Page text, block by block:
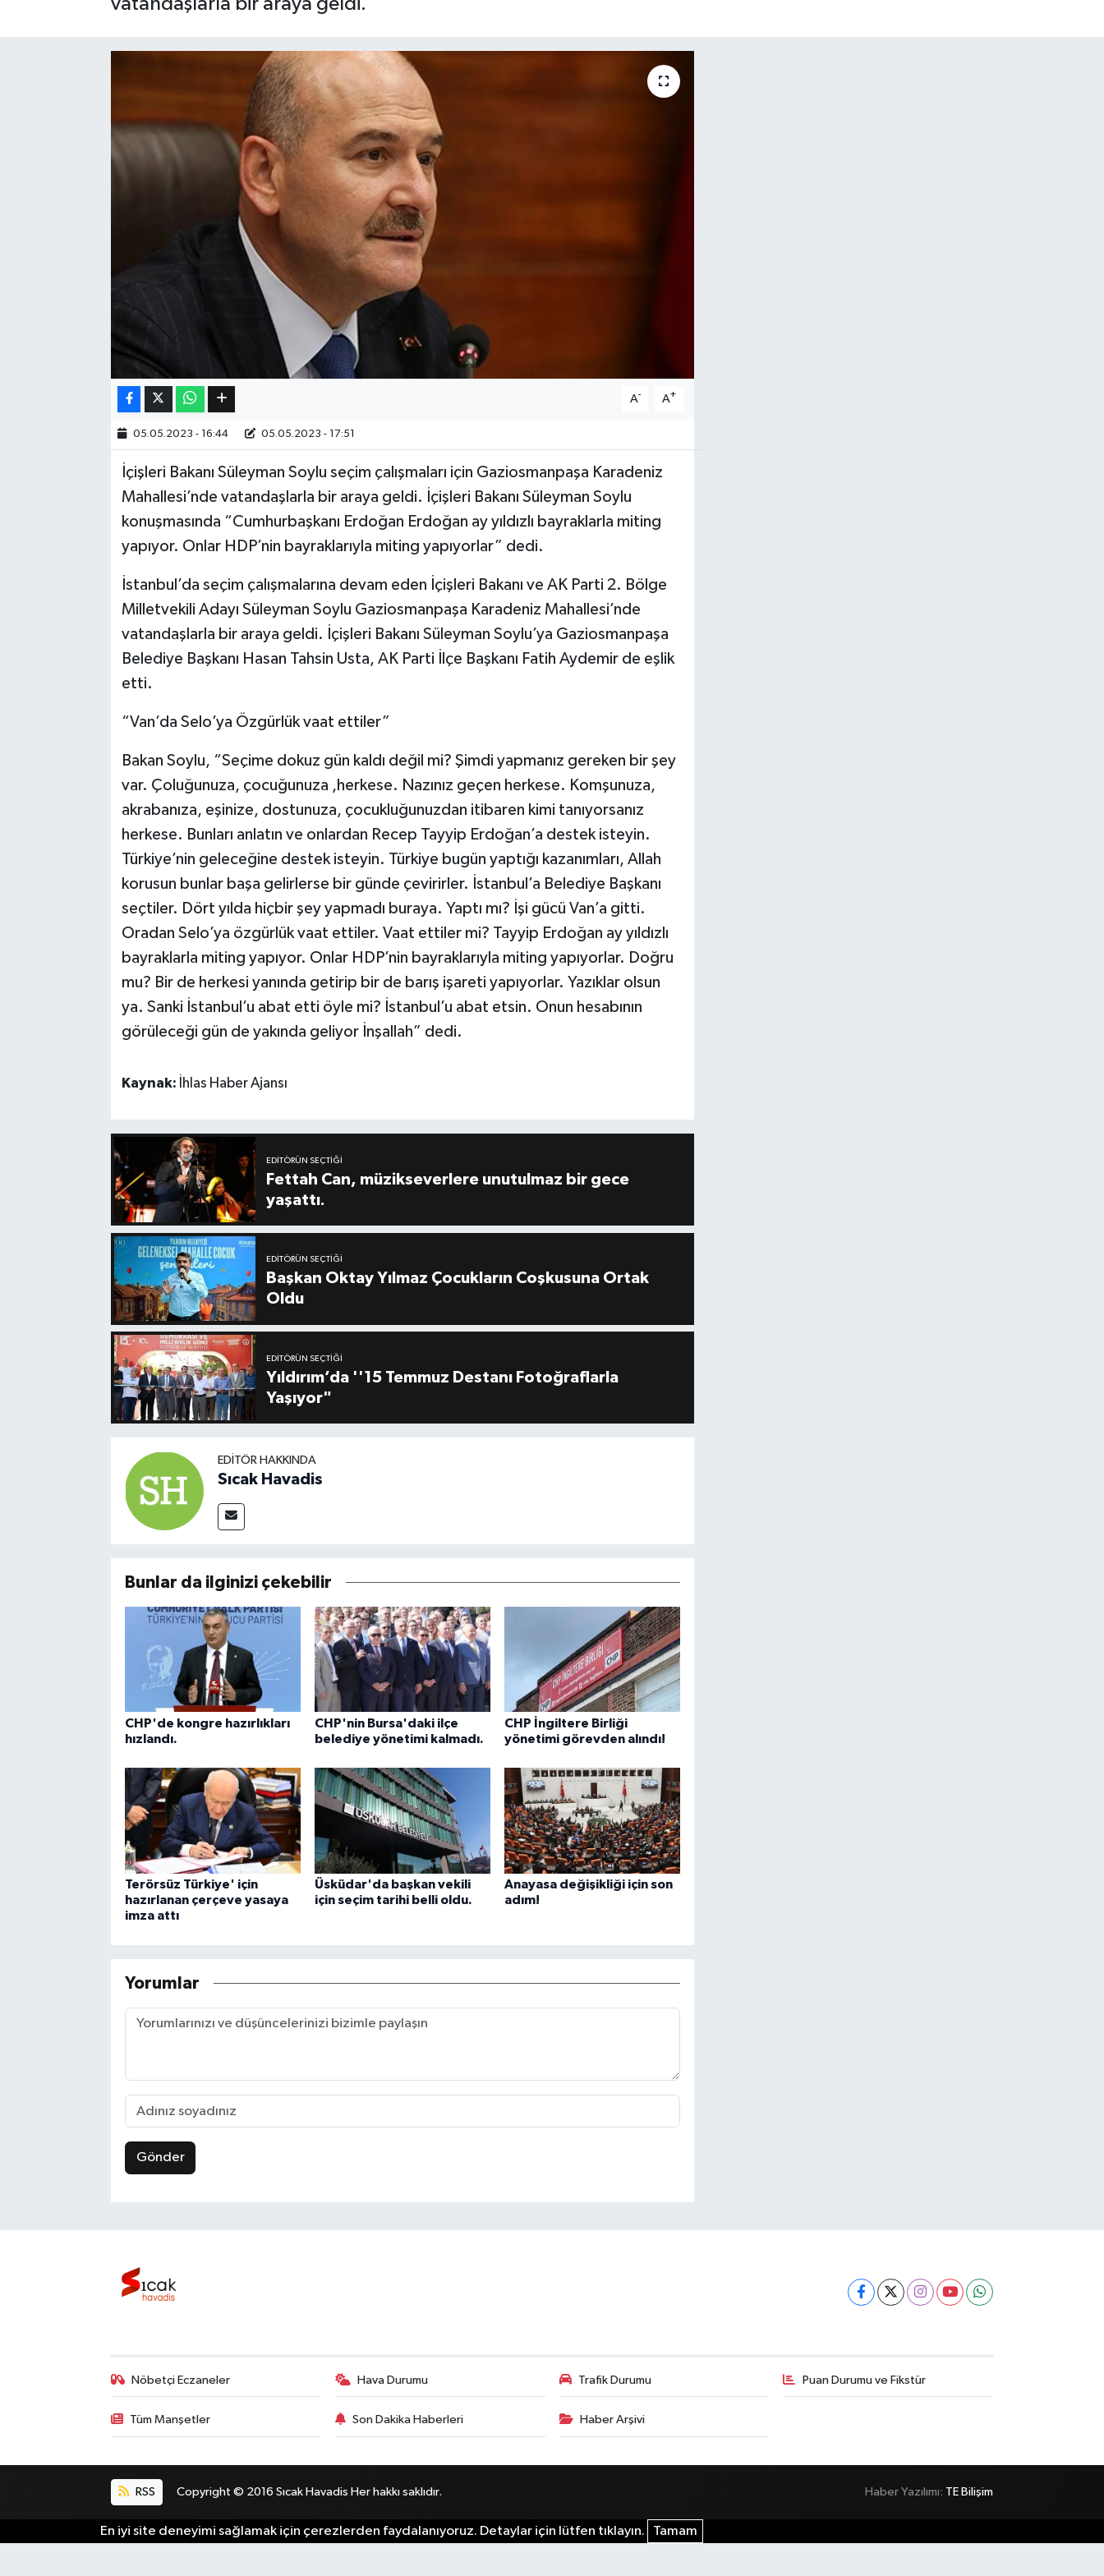
A- A+
05.05.2023 - 16:44 05.05.2023 - 17:51
İçişleri Bakanı Süleyman Soylu seçim çalışmaları için Gaziosmanpaşa Karadeniz
Mahallesi’nde vatandaşlarla bir araya geldi. İçişleri Bakanı Süleyman Soylu
konuşmasında “Cumhurbaşkanı Erdoğan Erdoğan ay yıldızlı bayraklarla miting
yapıyor. Onlar HDP’nin bayraklarıyla miting yapıyorlar” dedi.
İstanbul’da seçim çalışmalarına devam eden İçişleri Bakanı ve AK Parti 2. Bölge
Milletvekili Adayı Süleyman Soylu Gaziosmanpaşa Karadeniz Mahallesi’nde
vatandaşlarla bir araya geldi. İçişleri Bakanı Süleyman Soylu’ya Gaziosmanpaşa
Belediye Başkanı Hasan Tahsin Usta, AK Parti İlçe Başkanı Fatih Aydemir de eşlik
etti.
“Van’da Selo’ya Özgürlük vaat ettiler”
Bakan Soylu, “Seçime dokuz gün kaldı değil mi? Şimdi yapmanız gereken bir şey
var. Çoluğunuza, çocuğunuza ,herkese. Nazınız geçen herkese. Komşunuza,
akrabanıza, eşinize, dostunuza, çocukluğunuzdan itibaren kimi tanıyorsanız
herkese. Bunları anlatın ve onlardan Recep Tayyip Erdoğan’a destek isteyin.
Türkiye’nin geleceğine destek isteyin. Türkiye bugün yaptığı kazanımları, Allah
korusun bunlar başa gelirlerse bir günde çevirirler. İstanbul’a Belediye Başkanı
seçtiler. Dört yılda hiçbir şey yapmadı buraya. Yaptı mı? İşi gücü Van’a gitti.
Oradan Selo’ya özgürlük vaat ettiler. Vaat ettiler mi? Tayyip Erdoğan ay yıldızlı
bayraklarla miting yapıyor. Onlar HDP’nin bayraklarıyla miting yapıyorlar. Doğru
mu? Bir de herkesi yanında getirip bir de barış işareti yapıyorlar. Yazıklar olsun
ya. Sanki İstanbul’u abat etti öyle mi? İstanbul’u abat etsin. Onun hesabının
görüleceği gün de yakında geliyor İnşallah” dedi.
Kaynak: İhlas Haber Ajansı
EDITÖRÜN SEÇTIĞI
Fettah Can, müzikseverlere unutulmaz bir gece
yaşattı.
EDITÖRÜN SEÇTIĞI
Başkan Oktay Yılmaz Çocukların Coşkusuna Ortak
Oldu
EDITÖRÜN SEÇTIĞI
Yıldırım’da ''15 Temmuz Destanı Fotoğraflarla
Yaşıyor"
EDITÖR HAKKINDA
Sıcak Havadis
Bunlar da ilginizi çekebilir
CHP'de kongre hazırlıkları
hızlandı.
CHP'nin Bursa'daki ilçe
belediye yönetimi kalmadı.
CHP İngiltere Birliği
yönetimi görevden alındı!
Terörsüz Türkiye' için
hazırlanan çerçeve yasaya
imza attı
Üsküdar'da başkan vekili
için seçim tarihi belli oldu.
Anayasa değişikliği için son
adım!
Yorumlar
Gönder
Nöbetçi Eczaneler Hava Durumu Trafik Durumu Puan Durumu ve Fikstür
Tüm Manşetler Son Dakika Haberleri Haber Arşivi
RSS Copyright © 2016 Sıcak Havadis Her hakkı saklıdır. Haber Yazılımı: TE Bilişim
En iyi site deneyimi sağlamak için çerezlerden faydalanıyoruz. Detaylar için lütfen tıklayın. Tamam
Bilim, Teknoloji